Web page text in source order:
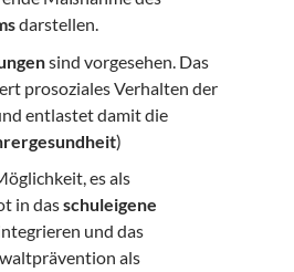
darstellen.
sind vorgesehen. Das
prosoziales Verhalten der
entlastet damit die
)
es als
in dasschuleigene
und das
als